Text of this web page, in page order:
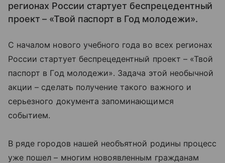
регионах России стартует беспрецедентный
проект – «Твой паспорт в Год молодежи».
С началом нового учебного года во всех регионах
России стартует беспрецедентный проект – «Твой
паспорт в Год молодежи». Задача этой необычной
акции – сделать получение такого важного и
серьезного документа запоминающимся
событием.
В ряде городов нашей необъятной родины процесс
уже пошел – многим новоявленным гражданам